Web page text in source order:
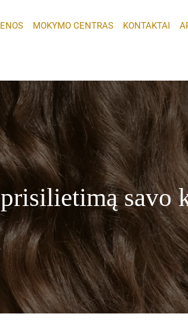
MOKYMO CENTRAS KONTAKTAI
prisilietimą savo